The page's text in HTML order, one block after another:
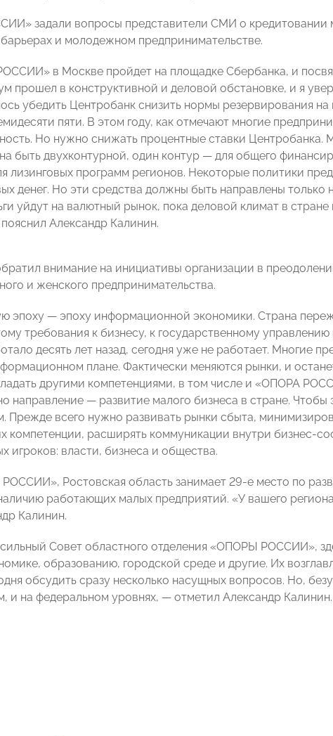
задали вопросы представители СМИ о кредитовании
и молодежном предпринимательстве.
в Москве пройдет на площадке Сбербанка, и
прошел в конструктивной и деловой обстановке, и я
убедить Центробанк снизить нормы резервирования
пяти. В этом году, как отмечают многие
Но нужно снижать процентные ставки Центробанка.
быть двухконтурной, один контур — для общего
лизинговых программ регионов. Некоторые политики
денег. Но эти средства должны быть направлены только
уйдут на валютный рынок, пока деловой климат в стране
Александр Калинин.
внимание на инициативы организации в
и женского предпринимательства.
эпоху — эпоху информационной экономики. Страна
требования к бизнесу, к государственному управлению
десять лет назад, сегодня уже не работает. Многие
плане. Фактически меняются рынки, и
другими компетенциями, в том числе и «ОПОРА
направление — развитие малого бизнеса в стране. Чтобы
Прежде всего нужно развивать рынки сбыта,
компетенции, расширять коммуникации внутри бизнес-
игроков: власти, бизнеса и общества.
Ростовская область занимает 29-е место по
работающих малых предприятий. «У вашего
Калинин.
Совет областного отделения «ОПОРЫ РОССИИ»,
образованию, городской среде и другие. Их
обсудить сразу несколько насущных вопросов. Но,
и на федеральном уровнях, — отметил Александр Калинин.